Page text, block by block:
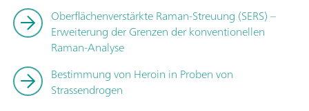
Oberflächenverstärkte Raman-Streuung (SERS) –
Erweiterung der Grenzen der konventionellen
Raman-Analyse
Bestimmung von Heroin in Proben von
Strassendrogen